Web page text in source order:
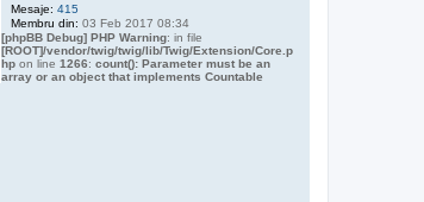
Mesaje: 415
Membru din: 03 Feb 2017 08:34
[phpBB Debug] PHP Warning: in file
[ROOT]/vendor/twig/twig/lib/Twig/Extension/Core.p
hpon line 1266: count(): Parameter must be an
array or an object that implements Countable